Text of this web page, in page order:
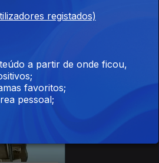
registados)
a partir de onde ficou,
favoritos;
pessoal;